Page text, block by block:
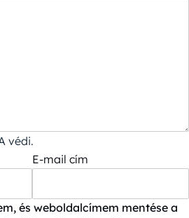
védi.
E-mail cím
és weboldalcímem mentése a